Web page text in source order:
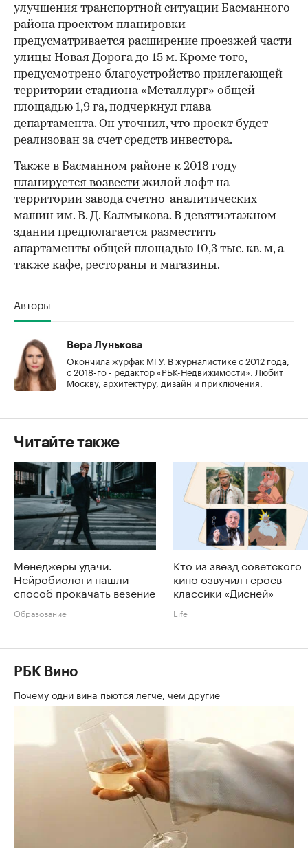
улучшения транспортной ситуации Басманного
района проектом планировки
предусматривается расширение проезжей части
улицы Новая Дорога до 15 м. Кроме того,
предусмотрено благоустройство прилегающей
территории стадиона «Металлург» общей
площадью 1,9 га, подчеркнул глава
департамента. Он уточнил, что проект будет
реализован за счет средств инвестора.
Также в Басманном районе к 2018 году
планируется возвести жилой лофт на
территории завода счетно-аналитических
машин им. В. Д. Калмыкова. В девятиэтажном
здании предполагается разместить
апартаменты общей площадью 10,3 тыс. кв. м, а
также кафе, рестораны и магазины.
Авторы
Вера Лунькова
Окончила журфак МГУ. В журналистике с 2012 года,
с 2018-го - редактор «РБК-Недвижимости». Любит
Москву, архитектуру, дизайн и приключения.
Читайте также
Менеджеры удачи.
Нейробиологи нашли
способ прокачать везение
Образование
Кто из звезд советского
кино озвучил героев
классики «Дисней»
Life
РБК Вино
Почему одни вина пьются легче, чем другие